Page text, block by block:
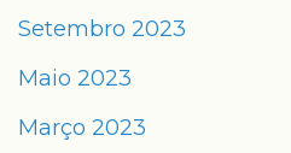
Setembro 2023
Maio 2023
Março 2023